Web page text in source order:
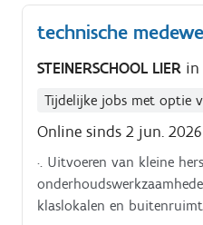
klaarmaken (optioneel,
klantenvraag) Kortom: De
hart thuiskomen Ми не
твого мови цілком
technische
STEINERSCHOOL LIER in
Tijdelijke jobs met optie
Online sinds 2 jun. 2026
·. Uitvoeren van kleine
klaslokalen en